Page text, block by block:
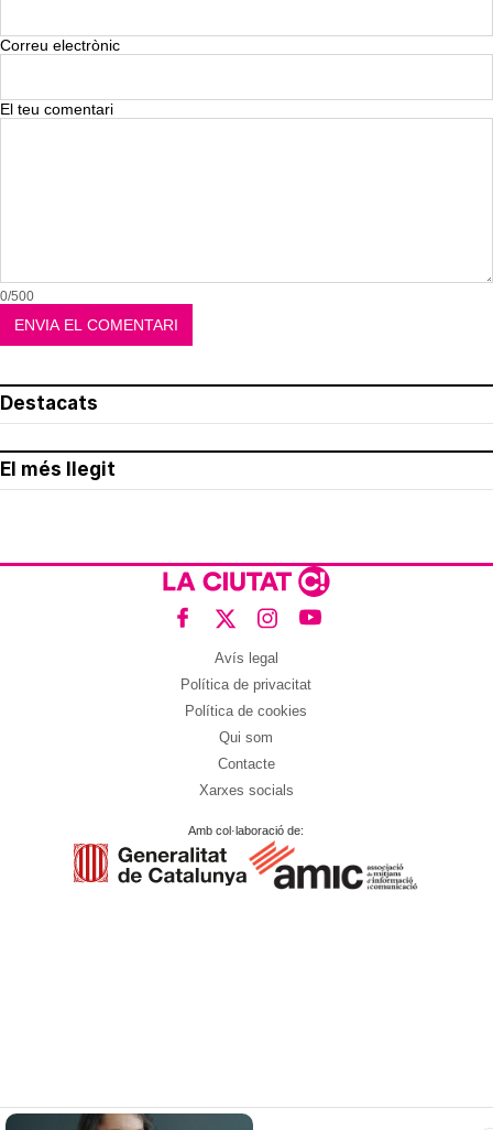
Correu electrònic
El teu comentari
0/500
Destacats
El més llegit
Avís legal
Política de privacitat
Política de cookies
Qui som
Contacte
Xarxes socials
Amb col·laboració de: